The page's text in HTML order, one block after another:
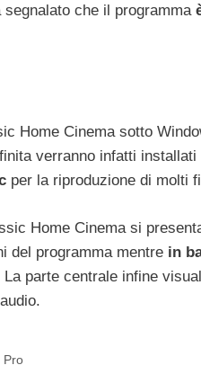
che il programma
Home Cinema sotto
verranno infatti installati
per la riproduzione di molti
Home Cinema si
del programma mentre in
La parte centrale infine
Pro